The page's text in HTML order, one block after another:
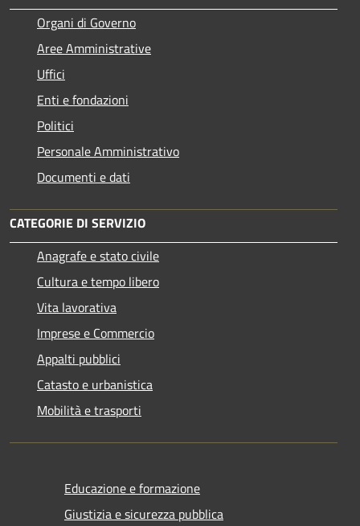
Organi di Governo
Aree Amministrative
Uffici
Enti e fondazioni
Politici
Personale Amministrativo
Documenti e dati
CATEGORIE DI SERVIZIO
Anagrafe e stato civile
Cultura e tempo libero
Vita lavorativa
Imprese e Commercio
Appalti pubblici
Catasto e urbanistica
Mobilità e trasporti
Educazione e formazione
Giustizia e sicurezza pubblica